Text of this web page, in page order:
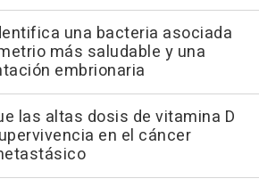
una bacteria asociada
más saludable y una
embrionaria
las altas dosis de vitamina D
en el cáncer